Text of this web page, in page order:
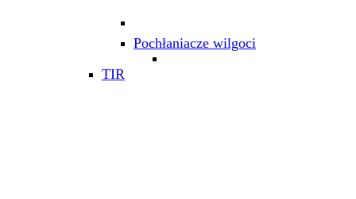
Pochłaniacze wilgoci
TIR